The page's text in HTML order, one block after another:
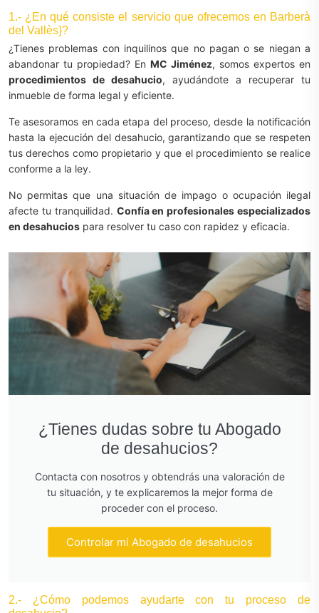
1.- ¿En qué consiste el servicio que ofrecemos en Barberà
del Vallès}?
¿Tienes problemas con inquilinos que no pagan o se niegan a
abandonar tu propiedad? En MC Jiménez, somos expertos en
procedimientos de desahucio, ayudándote a recuperar tu
inmueble de forma legal y eficiente.
Te asesoramos en cada etapa del proceso, desde la notificación
hasta la ejecución del desahucio, garantizando que se respeten
tus derechos como propietario y que el procedimiento se realice
conforme a la ley.
No permitas que una situación de impago o ocupación ilegal
afecte tu tranquilidad. Confía en profesionales especializados
en desahucios para resolver tu caso con rapidez y eficacia.
¿Tienes dudas sobre tu Abogado
de desahucios?
Contacta con nosotros y obtendrás una valoración de
tu situación, y te explicaremos la mejor forma de
proceder con el proceso.
Controlar mi Abogado de desahucios
2.- ¿Cómo podemos ayudarte con tu proceso de